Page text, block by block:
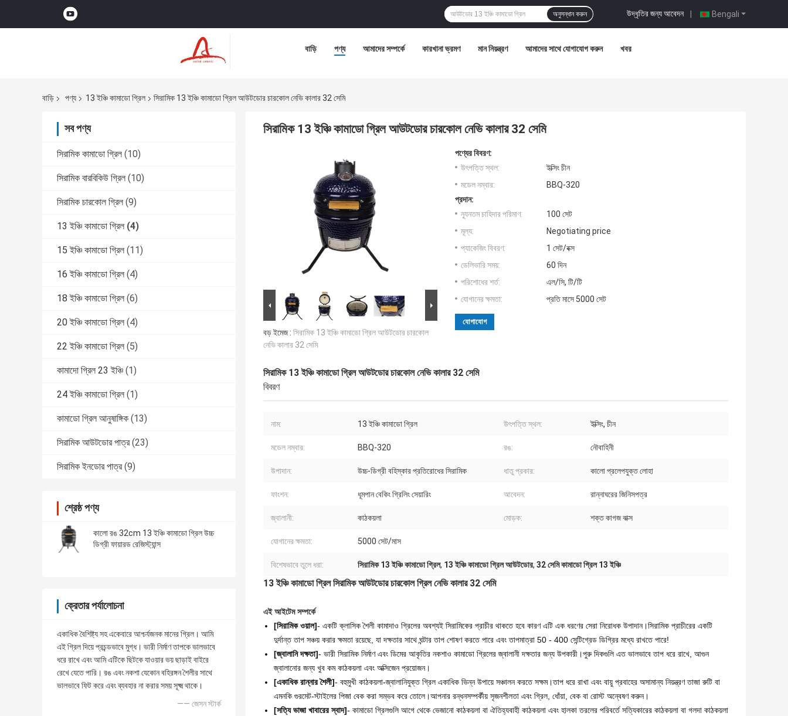
Bengali
উদ্ধৃতির জন্য আবেদন |
অনুসন্ধান করুন
বাড়ি পণ্য আমাদের সম্পর্কে কারখানা ভ্রমণ মান নিয়ন্ত্রণ আমাদের সাথে যোগাযোগ করুন খবর
বাড়ি পণ্য 13 ইঞ্চি কামাডো গ্রিল সিরামিক 13 ইঞ্চি কামাডো গ্রিল আউটডোর চারকোল নেভি কালার 32 সেমি
সব পণ্য
সিরামিক কামাডো গ্রিল (10)
সিরামিক বারবিকিউ গ্রিল (10)
সিরামিক চারকোল গ্রিল (9)
13 ইঞ্চি কামাডো গ্রিল (4)
15 ইঞ্চি কামাডো গ্রিল (11)
16 ইঞ্চি কামাডো গ্রিল (4)
18 ইঞ্চি কামাডো গ্রিল (6)
20 ইঞ্চি কামাডো গ্রিল (4)
22 ইঞ্চি কামাডো গ্রিল (5)
কামাদো গ্রিল 23 ইঞ্চি (1)
24 ইঞ্চি কামাডো গ্রিল (1)
কামাডো গ্রিল আনুষাঙ্গিক (13)
সিরামিক আউটডোর পাত্র (23)
সিরামিক ইনডোর পাত্র (9)
শ্রেষ্ঠ পণ্য
কালো রঙ 32cm 13 ইঞ্চি কামাডো গ্রিল উচ্চ
ডিগ্রী ফায়ারড রেজিস্ট্যান্স
ক্রেতার পর্যালোচনা
একাধিক বৈশিষ্ট্য সহ একেবারে আশ্চর্যজনক মানের গ্রিল। আমি
এই গ্রিল দিয়ে প্রচন্ডভাবে মুগ্ধ। ভারী নির্মাণ তাপকে ভালভাবে
ধরে রাখে এবং আমি এটিকে ছিটকে যাওয়ার ভয় ছাড়াই বাইরে
রেখে যেতে পারি। রঙ এবং নকশা যেকোন বহিরঙ্গন শৈলীর সাথে
ভালভাবে ফিট করে এবং ব্যবহার না করার সময় সূক্ষ্ম থাকে।
—— জেসন স্টার্ক
সিরামিক 13 ইঞ্চি কামাডো গ্রিল আউটডোর চারকোল নেভি কালার 32 সেমি
বড় ইমেজ : সিরামিক 13 ইঞ্চি কামাডো গ্রিল আউটডোর চারকোল
নেভি কালার 32 সেমি
পণ্যের বিবরণ:
উৎপত্তি স্থল:
ইক্সিং চীন
মডেল নম্বার:
BBQ-320
প্রদান:
ন্যূনতম চাহিদার পরিমাণ:
100 সেট
মূল্য:
Negotiating price
প্যাকেজিং বিবরণ:
1 সেট/বক্স
ডেলিভারি সময়:
60 দিন
পরিশোধের শর্ত:
এল/সি, টি/টি
যোগানের ক্ষমতা:
প্রতি মাসে 5000 সেট
যোগাযোগ
সিরামিক 13 ইঞ্চি কামাডো গ্রিল আউটডোর চারকোল নেভি কালার 32 সেমি
বিবরণ
নাম: 13 ইঞ্চি কামাডো গ্রিল উৎপত্তি স্থল: ইক্সিং, চীন
মডেল নম্বার: BBQ-320 রঙ: নৌবাহিনী
উপাদান: উচ্চ-ডিগ্রী বহিস্কার প্রতিরোধের সিরামিক ধাতু প্রকার: কালো প্রলেপযুক্ত লোহা
ফাংশন: ধূমপান বেকিং গ্রিলিং সেয়ারিং আবেদন: রান্নাঘরের জিনিসপত্র
জ্বালানী: কাঠকয়লা মোড়ক: শক্ত কাগজ বাক্স
যোগানের ক্ষমতা: 5000 সেট/মাস
বিশেষভাবে তুলে ধরা: সিরামিক 13 ইঞ্চি কামাডো গ্রিল, 13 ইঞ্চি কামাডো গ্রিল আউটডোর, 32 সেমি কামাডো গ্রিল 13 ইঞ্চি
13 ইঞ্চি কামাডো গ্রিল সিরামিক আউটডোর চারকোল গ্রিল নেভি কালার 32 সেমি
এই আইটেম সম্পর্কে
[সিরামিক ওয়াল]- একটি ক্লাসিক শৈলী কামাদাও গ্রিলের অবশ্যই সিরামিকের প্রাচীর থাকতে হবে কারণ এটি এক ধরণের সেরা নিরোধক উপাদান।সিরামিক প্রাচীরের একটি
দুর্দান্ত তাপ সঞ্চয় করার ক্ষমতা রয়েছে, যা দক্ষতার সাথে ঘন্টার তাপ শোষণ করতে পারে এবং তাপমাত্রা 50 - 400 সেন্টিগ্রেড ডিগ্রির মধ্যে রাখতে পারে!
[জ্বালানি দক্ষতা]- ভারী সিরামিক নির্মাণ এবং ডিমের আকৃতির নকশাও কামাডো গ্রিলের জ্বালানী দক্ষতার জন্য উপকারী।পুরু দিকগুলি এত ভালভাবে তাপ ধরে রাখে, আগুন
জ্বালানোর জন্য খুব কম কাঠকয়লা এবং অক্সিজেন প্রয়োজন।
[একাধিক রান্নার শৈলী]- বহুমুখী কাঠকয়লা-জ্বালানিযুক্ত গ্রিল একাধিক ভিন্ন উপায়ে সঞ্চালন করতে সক্ষম।তাপ ধরে রাখা এবং বায়ু প্রবাহের অসামান্য নিয়ন্ত্রণ তাজা রুটি বা
এমনকি গুরমেট-স্টাইলের পিজা বেক করা সম্ভব করে তোলে।আপনার রন্ধনসম্পর্কীয় সৃজনশীলতা এবং গ্রিল, ধোঁয়া, বেক বা রোস্ট অন্বেষণ করুন।
[সত্যি ভাজা খাবারের স্বাদ]- কামাডো গ্রিলগুলি আগে থেকে ভেজানো কাঠকয়লা বা ঐতিহ্যবাহী কাঠকয়লা এবং হালকা তরলের পরিবর্তে সত্যিকারের কাঠকয়লা বা গলদা কাঠকয়লা